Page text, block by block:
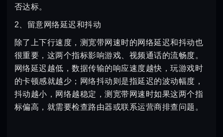
否达标。
2、留意网络延迟和抖动
除了上下行速度，测宽带网速时的网络延迟和抖动也
很重要，这两个指标影响游戏、视频通话的流畅度。
网络延迟越低，数据传输的响应速度越快，玩游戏时
的卡顿感就越少；网络抖动则是指延迟的波动幅度，
抖动越小，网络越稳定，测宽带网速时如果这两个指
标偏高，就需要检查路由器或联系运营商排查问题。